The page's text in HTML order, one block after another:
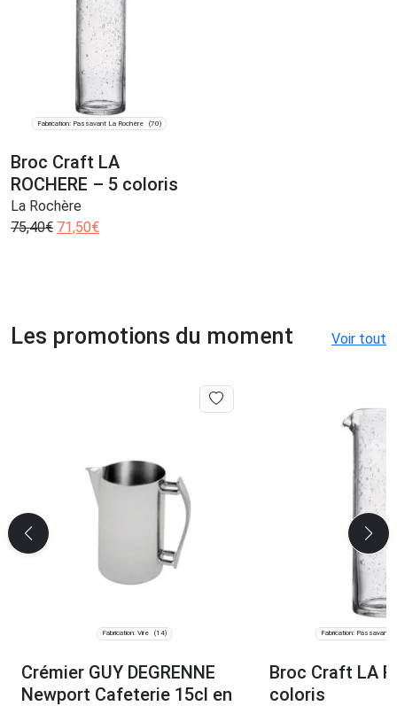
Fabrication: Passavant La Rochère (70)
Broc Craft LA
ROCHERE – 5 coloris
La Rochère
75,40€ 71,50€
Les promotions du moment Voir tout
Fabrication: Vire (14)
Crémier GUY DEGRENNE
Newport Cafeterie 15cl en
Fabrication: Passavant
Broc Craft LA
coloris